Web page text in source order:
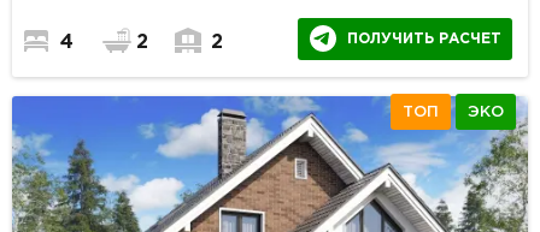
4 2 2 ПОЛУЧИТЬ РАСЧЕТ
ТОП ЭКО